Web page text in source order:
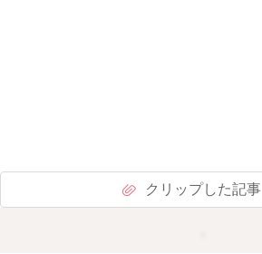
クリップした記事